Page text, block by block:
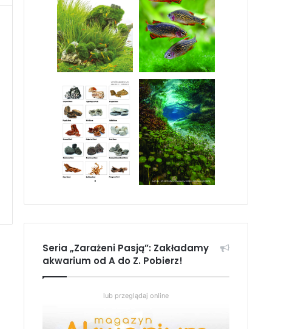
Seria „Zarażeni Pasją”: Zakładamy
akwarium od A do Z. Pobierz!
lub przeglądaj online